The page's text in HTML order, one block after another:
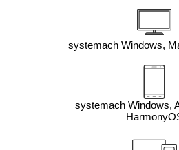
systemach Windows,
systemach Windows,